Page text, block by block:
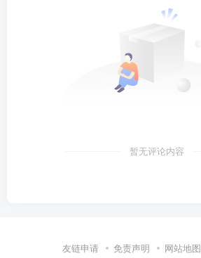
暂无评论内容
友链申请 免责声明 网站地图